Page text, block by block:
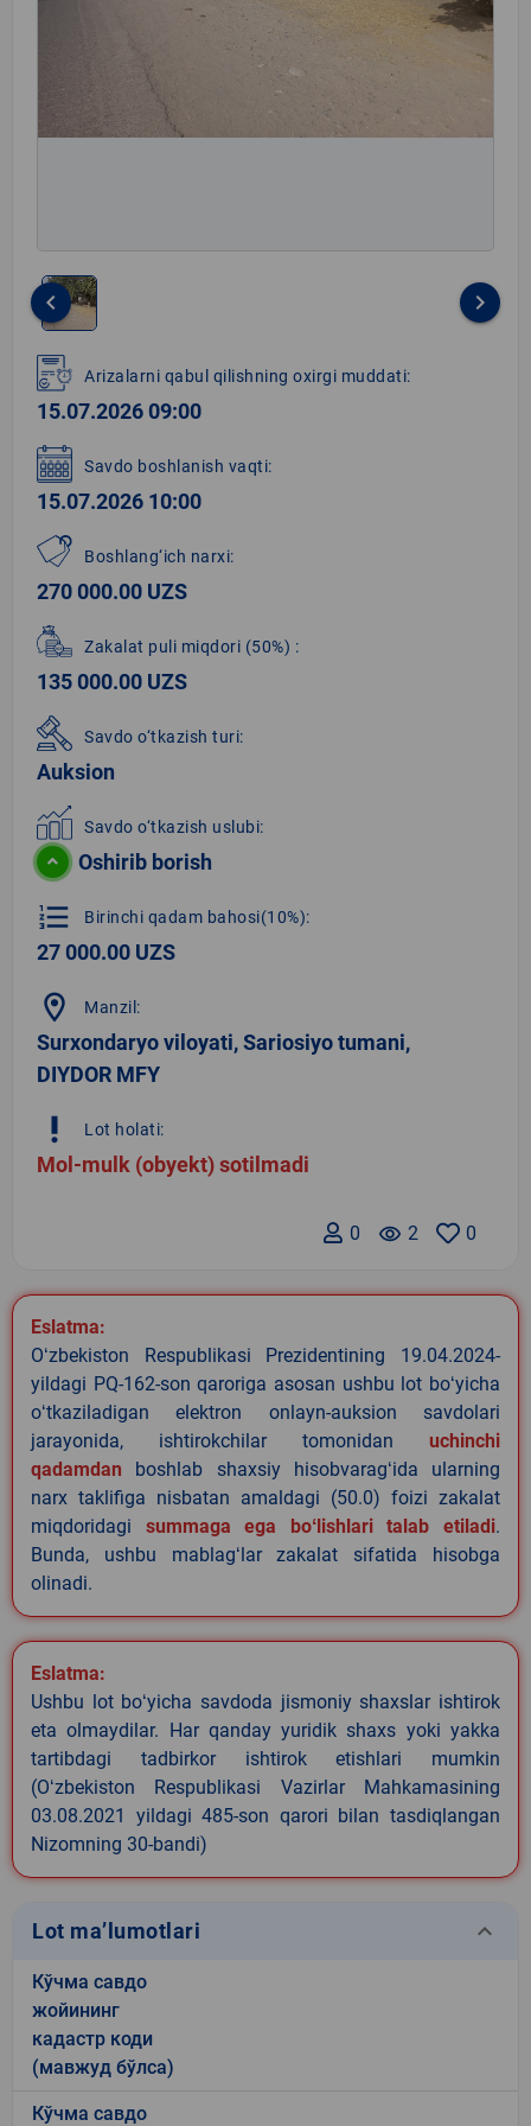
1
of
1
keyboard_arrow_left keyboard_arrow_right
Arizalarni qabul qilishning oxirgi muddati:
15.07.2026 09:00
Savdo boshlanish vaqti:
15.07.2026 10:00
Boshlang‘ich narxi:
270 000.00 UZS
Zakalat puli miqdori (50%) :
135 000.00 UZS
Savdo o‘tkazish turi:
Auksion
Savdo o‘tkazish uslubi:
Oshirib borish
format_list_numbered Birinchi qadam bahosi(10%):
27 000.00 UZS
location_on Manzil:
Surxondaryo viloyati, Sariosiyo tumani,
DIYDOR MFY
priority_high Lot holati:
Mol-mulk (obyekt) sotilmadi
0
remove_red_eye 2
0
Eslatma:
Oʻzbekiston Respublikasi Prezidentining 19.04.2024-
yildagi PQ-162-son qaroriga asosan ushbu lot boʻyicha
oʻtkaziladigan elektron onlayn-auksion savdolari
jarayonida, ishtirokchilar tomonidan uchinchi
qadamdan boshlab shaxsiy hisobvaragʻida ularning
narx taklifiga nisbatan amaldagi (50.0) foizi zakalat
miqdoridagi summaga ega boʻlishlari talab etiladi.
Bunda, ushbu mablagʻlar zakalat sifatida hisobga
olinadi.
Eslatma:
Ushbu lot boʻyicha savdoda jismoniy shaxslar ishtirok
eta olmaydilar. Har qanday yuridik shaxs yoki yakka
tartibdagi tadbirkor ishtirok etishlari mumkin
(Oʻzbekiston Respublikasi Vazirlar Mahkamasining
03.08.2021 yildagi 485-son qarori bilan tasdiqlangan
Nizomning 30-bandi)
Lot ma’lumotlari keyboard_arrow_down
Кўчма савдо
жойининг
кадастр коди
(мавжуд бўлса)
Кўчма савдо